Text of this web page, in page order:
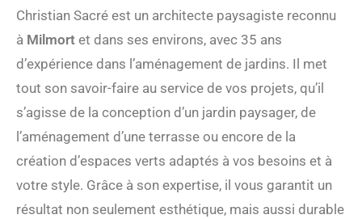
Christian Sacré est un architecte paysagiste reconnu
à Milmort et dans ses environs, avec 35 ans
d’expérience dans l’aménagement de jardins. Il met
tout son savoir-faire au service de vos projets, qu’il
s’agisse de la conception d’un jardin paysager, de
l’aménagement d’une terrasse ou encore de la
création d’espaces verts adaptés à vos besoins et à
votre style. Grâce à son expertise, il vous garantit un
résultat non seulement esthétique, mais aussi durable